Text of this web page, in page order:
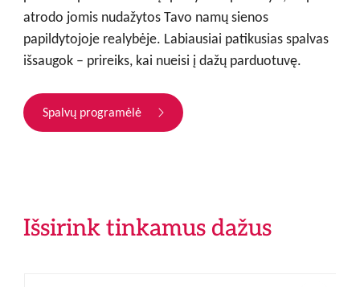
atrodo jomis nudažytos Tavo namų sienos
papildytojoje realybėje. Labiausiai patikusias spalvas
išsaugok – prireiks, kai nueisi į dažų parduotuvę.
Spalvų programėlė
Išsirink tinkamus dažus